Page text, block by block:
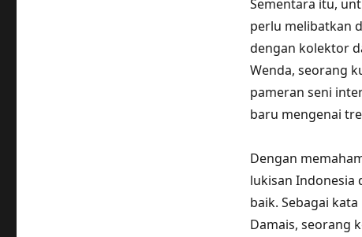
Sementara itu,
perlu melibatkan
dengan kolektor
Wenda, seorang
pameran seni
baru mengenai
Dengan
lukisan Indonesia
baik. Sebagai
Damais, seorang